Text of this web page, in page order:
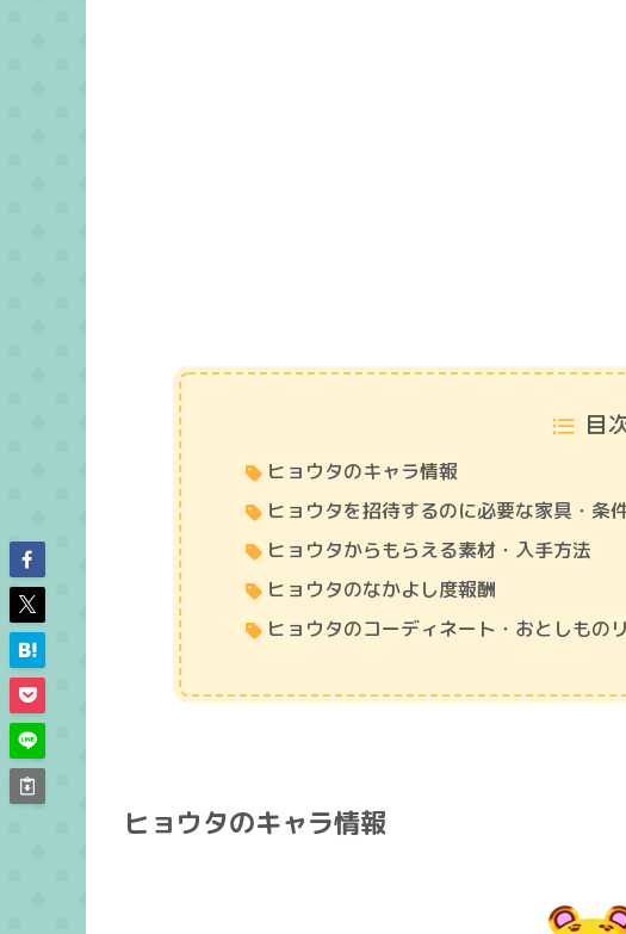
目
ヒョウタのキャラ情報
ヒョウタを招待するのに必要な家具・条
ヒョウタからもらえる素材・入手方法
ヒョウタのなかよし度報酬​
ヒョウタのコーディネート・おとしもの
ヒョウタのキャラ情報